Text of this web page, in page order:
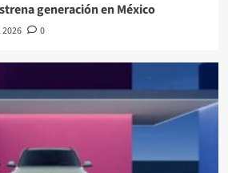
generación en México
0